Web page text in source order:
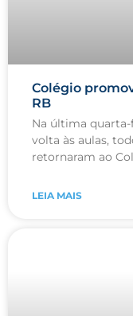
Colégio
RB
Na última quarta-
volta às aulas,
retornaram ao
LEIA MAIS